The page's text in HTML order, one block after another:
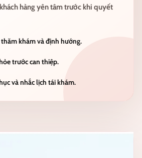
hàng yên tâm trước khi quyết
khám và định hướng.
trước can thiệp.
và nhắc lịch tái khám.